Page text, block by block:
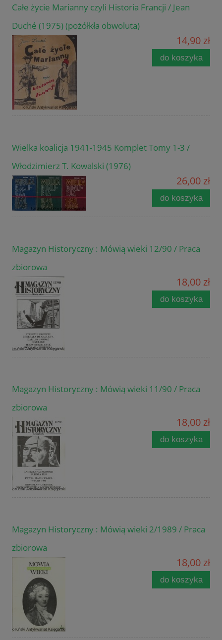
Całe życie Marianny czyli Historia Francji / Jean
Duché (1975) (pożółkła obwoluta)
14,90 zł
do koszyka
Wielka koalicja 1941-1945 Komplet Tomy 1-3 /
Włodzimierz T. Kowalski (1976)
26,00 zł
do koszyka
Magazyn Historyczny : Mówią wieki 12/90 / Praca
zbiorowa
18,00 zł
do koszyka
Magazyn Historyczny : Mówią wieki 11/90 / Praca
zbiorowa
18,00 zł
do koszyka
Magazyn Historyczny : Mówią wieki 2/1989 / Praca
zbiorowa
18,00 zł
do koszyka